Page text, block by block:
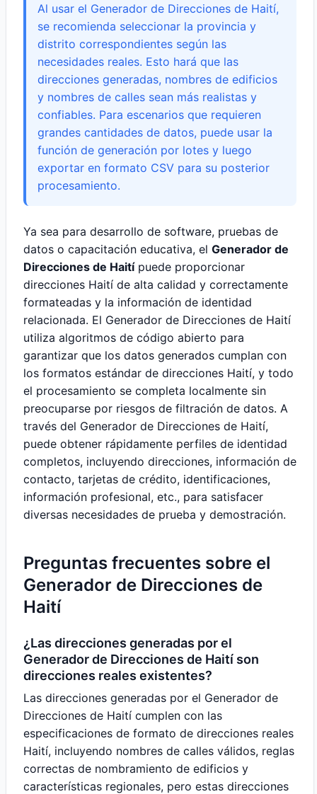
Al usar el Generador de Direcciones de Haití,
se recomienda seleccionar la provincia y
distrito correspondientes según las
necesidades reales. Esto hará que las
direcciones generadas, nombres de edificios
y nombres de calles sean más realistas y
confiables. Para escenarios que requieren
grandes cantidades de datos, puede usar la
función de generación por lotes y luego
exportar en formato CSV para su posterior
procesamiento.
Ya sea para desarrollo de software, pruebas de
datos o capacitación educativa, el Generador de
Direcciones de Haitípuede proporcionar
direcciones Haití de alta calidad y correctamente
formateadas y la información de identidad
relacionada. El Generador de Direcciones de Haití
utiliza algoritmos de código abierto para
garantizar que los datos generados cumplan con
los formatos estándar de direcciones Haití, y todo
el procesamiento se completa localmente sin
preocuparse por riesgos de filtración de datos. A
través del Generador de Direcciones de Haití,
puede obtener rápidamente perfiles de identidad
completos, incluyendo direcciones, información de
contacto, tarjetas de crédito, identificaciones,
información profesional, etc., para satisfacer
diversas necesidades de prueba y demostración.
Preguntas frecuentes sobre el
Generador de Direcciones de
Haití
¿Las direcciones generadas por el
Generador de Direcciones de Haití son
direcciones reales existentes?
Las direcciones generadas por el Generador de
Direcciones de Haití cumplen con las
especificaciones de formato de direcciones reales
Haití, incluyendo nombres de calles válidos, reglas
correctas de nombramiento de edificios y
características regionales, pero estas direcciones